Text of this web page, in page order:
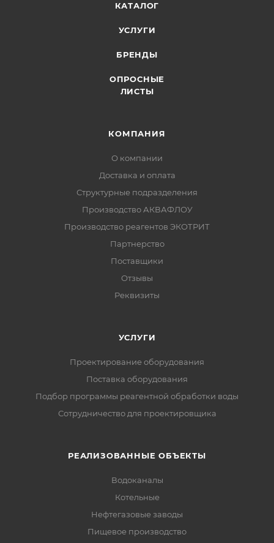
КАТАЛОГ
УСЛУГИ
БРЕНДЫ
ОПРОСНЫЕ
ЛИСТЫ
КОМПАНИЯ
О компании
Доставка и оплата
Структурные подразделения
Производство АКВАФЛОУ
Производство реагентов ЭКОТРИТ
Партнерство
Поставщики
Отзывы
Реквизиты
УСЛУГИ
Проектирование оборудования
Поставка оборудования
Подбор программы реагентной обработки воды
Сотрудничество для проектировщика
РЕАЛИЗОВАННЫЕ ОБЪЕКТЫ
Водоканалы
Котельные
Нефтегазовые заводы
Пищевое производство